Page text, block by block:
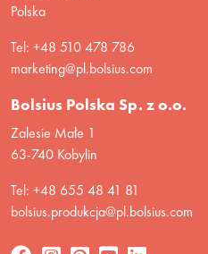
Polska
Tel: +48 510 478 786
marketing@pl.bolsius.com
Bolsius Polska Sp. z o.o.
Zalesie Małe 1
63-740 Kobylin
Tel: +48 655 48 41 81
bolsius.produkcja@pl.bolsius.com